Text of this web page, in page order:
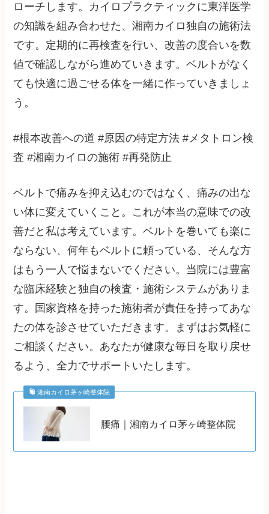
ローチします。カイロプラクティックに東洋医学
の知識を組み合わせた、湘南カイロ独自の施術法
です。定期的に再検査を行い、改善の度合いを数
値で確認しながら進めていきます。ベルトがなく
ても快適に過ごせる体を一緒に作っていきましょ
う。
#根本改善への道 #原因の特定方法 #メタトロン検
査 #湘南カイロの施術 #再発防止
ベルトで痛みを抑え込むのではなく、痛みの出な
い体に変えていくこと。これが本当の意味での改
善だと私は考えています。ベルトを巻いても楽に
ならない、何年もベルトに頼っている、そんな方
はもう一人で悩まないでください。当院には豊富
な臨床経験と独自の検査・施術システムがありま
す。国家資格を持った施術者が責任を持ってあな
たの体を診させていただきます。まずはお気軽に
ご相談ください。あなたが健康な毎日を取り戻せ
るよう、全力でサポートいたします。
湘南カイロ茅ヶ崎整体院
腰痛｜湘南カイロ茅ヶ崎整体院